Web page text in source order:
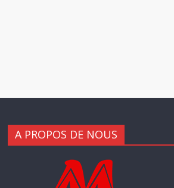
A PROPOS DE NOUS